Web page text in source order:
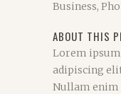
Business,
ABOUT THIS
Lorem
adipiscing
Nullam enim